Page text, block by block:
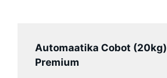
Automaatika Cobot (20kg)
Premium